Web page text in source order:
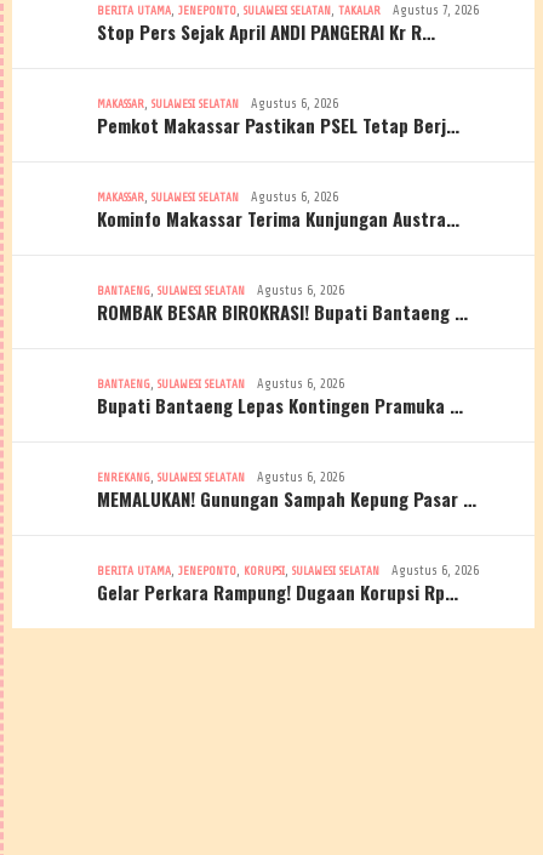
BERITA UTAMA JENEPONTO SULAWESI SELATAN TAKALAR Agustus 7, 2026
Stop Pers Sejak April ANDI PANGERAI Kr R…
MAKASSAR SULAWESI SELATAN Agustus 6, 2026
Pemkot Makassar Pastikan PSEL Tetap Berj…
MAKASSAR SULAWESI SELATAN Agustus 6, 2026
Kominfo Makassar Terima Kunjungan Austra…
BANTAENG SULAWESI SELATAN Agustus 6, 2026
ROMBAK BESAR BIROKRASI! Bupati Bantaeng …
BANTAENG SULAWESI SELATAN Agustus 6, 2026
Bupati Bantaeng Lepas Kontingen Pramuka …
ENREKANG SULAWESI SELATAN Agustus 6, 2026
MEMALUKAN! Gunungan Sampah Kepung Pasar …
BERITA UTAMA JENEPONTO KORUPSI SULAWESI SELATAN Agustus 6, 2026
Gelar Perkara Rampung! Dugaan Korupsi Rp…